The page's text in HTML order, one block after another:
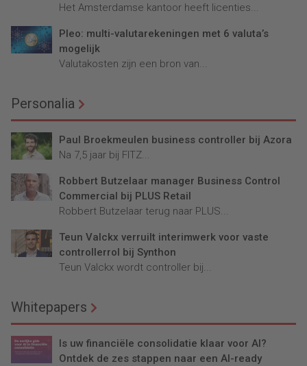
Het Amsterdamse kantoor heeft licenties...
Pleo: multi-valutarekeningen met 6 valuta’s
mogelijk
Valutakosten zijn een bron van...
Personalia
Paul Broekmeulen business controller bij Azora
Na 7,5 jaar bij FITZ...
Robbert Butzelaar manager Business Control
Commercial bij PLUS Retail
Robbert Butzelaar terug naar PLUS...
Teun Valckx verruilt interimwerk voor vaste
controllerrol bij Synthon
Teun Valckx wordt controller bij...
Whitepapers
Is uw financiële consolidatie klaar voor AI?
Ontdek de zes stappen naar een AI-ready